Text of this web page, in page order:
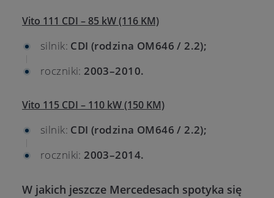
Vito 111 CDI – 85 kW (116 KM)
silnik: CDI (rodzina OM646 / 2.2);
roczniki:2003–2010.
Vito 115 CDI – 110 kW (150 KM)
silnik: CDI (rodzina OM646 / 2.2);
roczniki:2003–2014.
W jakich jeszcze Mercedesach spotyka się